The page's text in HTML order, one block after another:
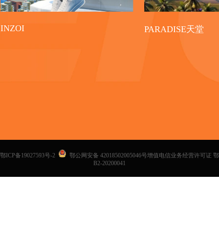
INZOI PARADISE天堂
鄂ICP备19027593号-2
鄂公网安备 42018502005046号增值电信业务经营许可证 鄂
B2-20200041